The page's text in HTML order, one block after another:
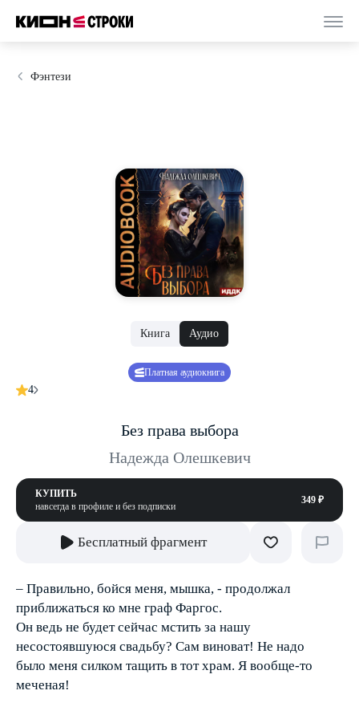
Фэнтези
Книга Аудио
Платная аудиокнига
4
Без права выбора
Надежда Олешкевич
КУПИТЬ
навсегда в профиле и без подписки
349 ₽
Бесплатный фрагмент
– Правильно, бойся меня, мышка, - продолжал
приближаться ко мне граф Фаргос.
Он ведь не будет сейчас мстить за нашу
несостоявшуюся свадьбу? Сам виноват! Не надо
было меня силком тащить в тот храм. Я вообще-то
меченая!